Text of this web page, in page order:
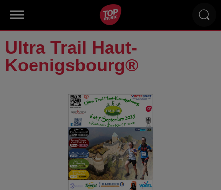
Ultra Trail Haut-
Koenigsbourg®